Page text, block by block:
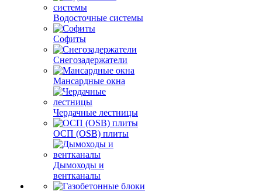
Водосточные системы
Софиты
Снегозадержатели
Мансардные окна
Чердачные лестницы
ОСП (OSB) плиты
Дымоходы и
вентканалы